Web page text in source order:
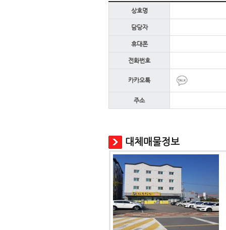
상호명
담당자
휴대폰
전화번호
카카오톡
주소
대체매물정보